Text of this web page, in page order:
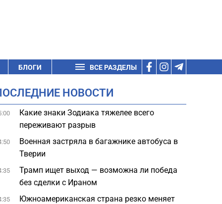
БЛОГИ ВСЕ РАЗДЕЛЫ
НОВОСТИ
Какие знаки Зодиака тяжелее всего
переживают разрыв
Военная застряла в багажнике автобуса в
Тверии
Трамп ищет выход — возможна ли победа
без сделки с Ираном
Южноамериканская страна резко меняет